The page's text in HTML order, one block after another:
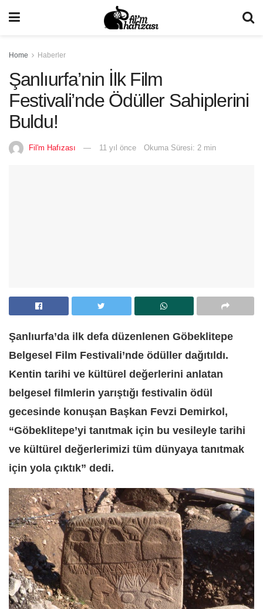
Home Haberler
Şanlıurfa’nin İlk Film
Festivali’nde Ödüller Sahiplerini
Buldu!
Fil'm Hafızası 11 yıl önce Okuma Süresi: 2 min
Şanlıurfa’da ilk defa düzenlenen Göbeklitepe
Belgesel Film Festivali’nde ödüller dağıtıldı.
Kentin tarihi ve kültürel değerlerini anlatan
belgesel filmlerin yarıştığı festivalin ödül
gecesinde konuşan Başkan Fevzi Demirkol,
“Göbeklitepe’yi tanıtmak için bu vesileyle tarihi
ve kültürel değerlerimizi tüm dünyaya tanıtmak
için yola çıktık” dedi.